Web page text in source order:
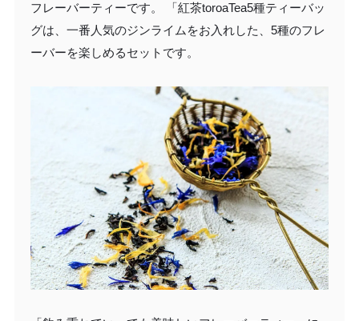
フレーバーティーです。 「紅茶toroaTea5種ティーバッ
グは、一番人気のジンライムをお入れした、5種のフレ
ーバーを楽しめるセットです。